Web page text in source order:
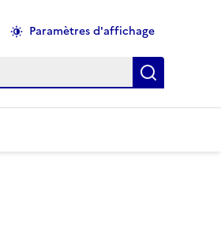
Paramètres d'affichage
Recherche